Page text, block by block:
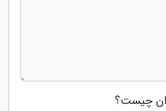
چیست؟